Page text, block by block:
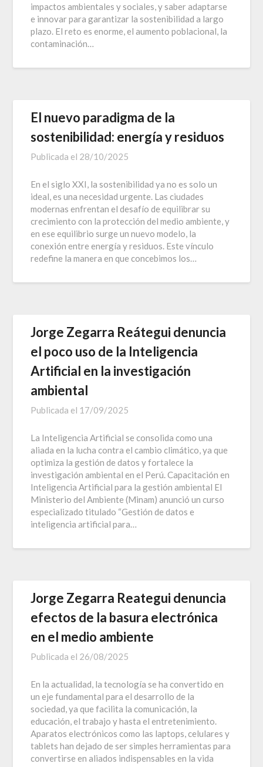
impactos ambientales y sociales, y saber adaptarse
e innovar para garantizar la sostenibilidad a largo
plazo. El reto es enorme, el aumento poblacional, la
contaminación…
El nuevo paradigma de la
sostenibilidad: energía y residuos
Publicada el 28/10/2025
En el siglo XXI, la sostenibilidad ya no es solo un
ideal, es una necesidad urgente. Las ciudades
modernas enfrentan el desafío de equilibrar su
crecimiento con la protección del medio ambiente, y
en ese equilibrio surge un nuevo modelo, la
conexión entre energía y residuos. Este vínculo
redefine la manera en que concebimos los…
Jorge Zegarra Reátegui denuncia
el poco uso de la Inteligencia
Artificial en la investigación
ambiental
Publicada el 17/09/2025
La Inteligencia Artificial se consolida como una
aliada en la lucha contra el cambio climático, ya que
optimiza la gestión de datos y fortalece la
investigación ambiental en el Perú. Capacitación en
Inteligencia Artificial para la gestión ambiental El
Ministerio del Ambiente (Minam) anunció un curso
especializado titulado “Gestión de datos e
inteligencia artificial para…
Jorge Zegarra Reategui denuncia
efectos de la basura electrónica
en el medio ambiente
Publicada el 26/08/2025
En la actualidad, la tecnología se ha convertido en
un eje fundamental para el desarrollo de la
sociedad, ya que facilita la comunicación, la
educación, el trabajo y hasta el entretenimiento.
Aparatos electrónicos como las laptops, celulares y
tablets han dejado de ser simples herramientas para
convertirse en aliados indispensables en la vida